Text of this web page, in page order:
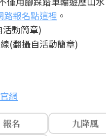
路報名點這裡 。
(翻攝自活動簡章)
網
報名 九降風